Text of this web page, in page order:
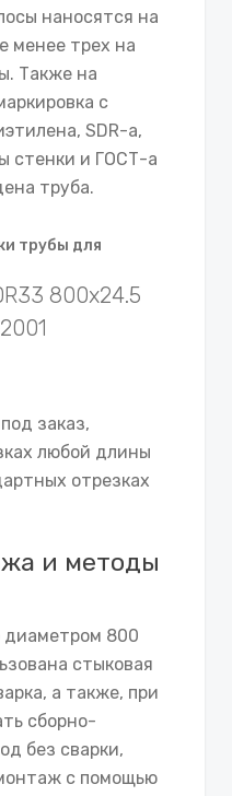
наносятся на
менее трех на
Также на
с
SDR-а,
стенки и ГОСТ-а
труба.
трубы для
800х24.5
заказ,
любой длины
отрезках
и методы
диаметром 800
стыковая
а также, при
сборно-
без сварки,
с помощью